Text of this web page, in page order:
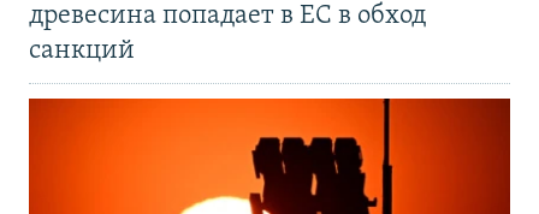
древесина попадает в ЕС в обход
санкций